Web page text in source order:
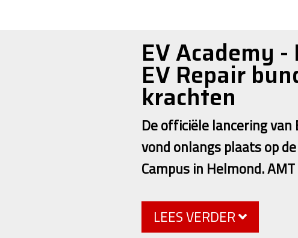
EV Academy -
EV Repair
krachten
De officiële lancering van
vond onlangs plaats op
Campus in Helmond.
LEES VERDER